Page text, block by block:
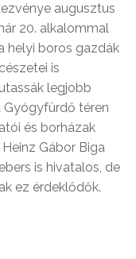
augusztus
20. alkalommal
helyi boros gazdák
is
legjobb
Gyógyfürdő téren
és borházak
Gábor Biga
is hivatalos, de
ez érdeklődők.